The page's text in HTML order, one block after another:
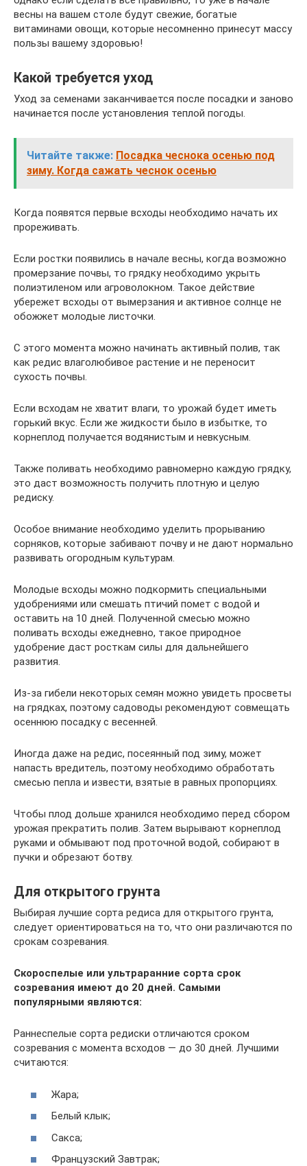
весны на вашем столе будут свежие, богатые
витаминами овощи, которые несомненно принесут массу
пользы вашему здоровью!
Какой требуется уход
Уход за семенами заканчивается после посадки и заново
начинается после установления теплой погоды.
Читайте также: Посадка чеснока осенью под
зиму. Когда сажать чеснок осенью
Когда появятся первые всходы необходимо начать их
прореживать.
Если ростки появились в начале весны, когда возможно
промерзание почвы, то грядку необходимо укрыть
полиэтиленом или агроволокном. Такое действие
убережет всходы от вымерзания и активное солнце не
обожжет молодые листочки.
С этого момента можно начинать активный полив, так
как редис влаголюбивое растение и не переносит
сухость почвы.
Если всходам не хватит влаги, то урожай будет иметь
горький вкус. Если же жидкости было в избытке, то
корнеплод получается водянистым и невкусным.
Также поливать необходимо равномерно каждую грядку,
это даст возможность получить плотную и целую
редиску.
Особое внимание необходимо уделить прорыванию
сорняков, которые забивают почву и не дают нормально
развивать огородным культурам.
Молодые всходы можно подкормить специальными
удобрениями или смешать птичий помет с водой и
оставить на 10 дней. Полученной смесью можно
поливать всходы ежедневно, такое природное
удобрение даст росткам силы для дальнейшего
развития.
Из-за гибели некоторых семян можно увидеть просветы
на грядках, поэтому садоводы рекомендуют совмещать
осеннюю посадку с весенней.
Иногда даже на редис, посеянный под зиму, может
напасть вредитель, поэтому необходимо обработать
смесью пепла и извести, взятые в равных пропорциях.
Чтобы плод дольше хранился необходимо перед сбором
урожая прекратить полив. Затем вырывают корнеплод
руками и обмывают под проточной водой, собирают в
пучки и обрезают ботву.
Для открытого грунта
Выбирая лучшие сорта редиса для открытого грунта,
следует ориентироваться на то, что они различаются по
срокам созревания.
Скороспелые или ультраранние сорта срок
созревания имеют до 20 дней. Самыми
популярными являются:
Раннеспелые сорта редиски отличаются сроком
созревания с момента всходов — до 30 дней. Лучшими
считаются:
Жара;
Белый клык;
Сакса;
Французский Завтрак;